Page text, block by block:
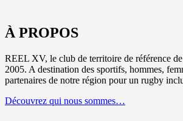
À PROPOS
REEL XV, le club de territoire de référence
2005. A destination des sportifs, hommes,
partenaires de notre région pour un rugby
Découvrez qui nous sommes…